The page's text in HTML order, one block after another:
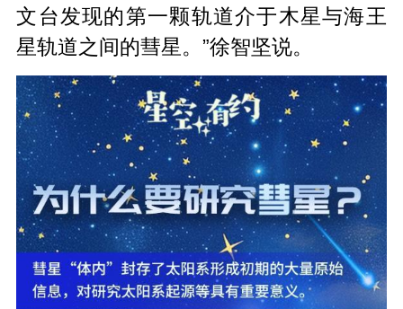
文台发现的第一颗轨道介于木星与海王
星轨道之间的彗星。”徐智坚说。